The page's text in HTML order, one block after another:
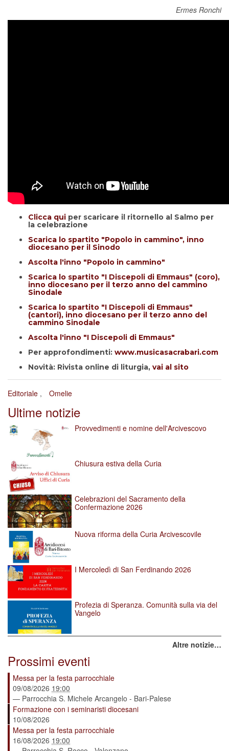
Ermes Ronchi
Clicca qui per scaricare il ritornello al Salmo per
la celebrazione
Scarica lo spartito "Popolo in cammino", inno
diocesano per il Sinodo
Ascolta l'inno "Popolo in cammino"
Scarica lo spartito "I Discepoli di Emmaus" (coro),
inno diocesano per il terzo anno del cammino
Sinodale
Scarica lo spartito "I Discepoli di Emmaus"
(cantori), inno diocesano per il terzo anno del
cammino Sinodale
Ascolta l'inno "I Discepoli di Emmaus"
Per approfondimenti: www.musicasacrabari.com
Novità: Rivista online di liturgia, vai al sito
Editoriale Omelie
Ultime notizie
Provvedimenti e nomine dell'Arcivescovo
Chiusura estiva della Curia
Celebrazioni del Sacramento della
Confermazione 2026
Nuova riforma della Curia Arcivescovile
I Mercoledì di San Ferdinando 2026
Profezia di Speranza. Comunità sulla via del
Vangelo
Altre notizie…
Prossimi eventi
Messa per la festa parrocchiale
09/08/2026 19:00
— Parrocchia S. Michele Arcangelo - Bari-Palese
Formazione con i seminaristi diocesani
10/08/2026
Messa per la festa parrocchiale
16/08/2026 19:00